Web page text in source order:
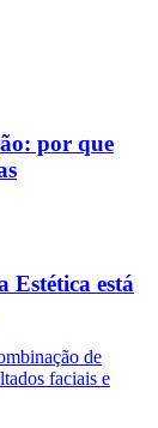
por que
Estética está
de
faciais e